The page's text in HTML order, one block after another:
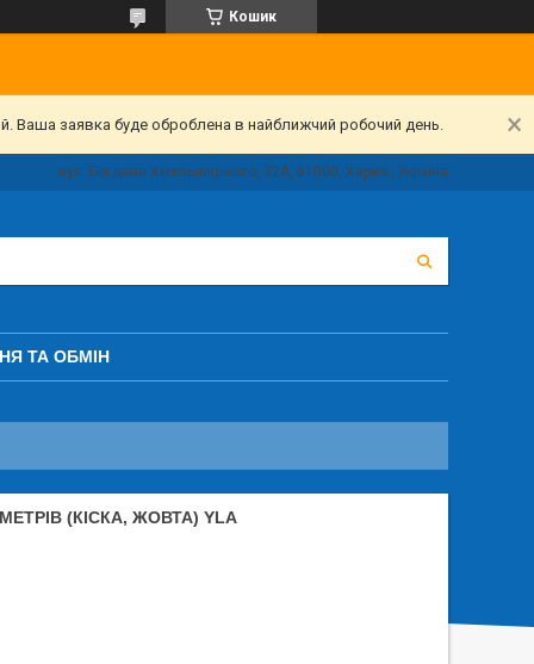
Кошик
Ваша заявка буде оброблена в найближчий робочий день.
вул. Богдана Хмельницького, 32А, 61000, Харків, Україна
ТА ОБМІН
(КІСКА, ЖОВТА) YLA